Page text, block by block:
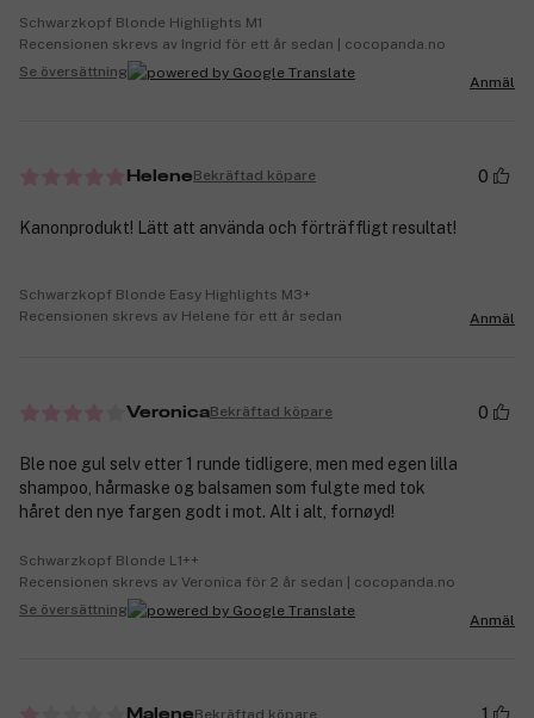
Schwarzkopf Blonde Highlights M1
Recensionen skrevs av Ingrid för ett år sedan | cocopanda.no
Se översättning
Anmäl
HeleneBekräftad köpare 0
Kanonprodukt! Lätt att använda och förträffligt resultat!
Schwarzkopf Blonde Easy Highlights M3+
Recensionen skrevs av Helene för ett år sedan
Anmäl
VeronicaBekräftad köpare 0
Ble noe gul selv etter 1 runde tidligere, men med egen lilla
shampoo, hårmaske og balsamen som fulgte med tok
håret den nye fargen godt i mot. Alt i alt, fornøyd!
Schwarzkopf Blonde L1++
Recensionen skrevs av Veronica för 2 år sedan | cocopanda.no
Se översättning
Anmäl
MaleneBekräftad köpare